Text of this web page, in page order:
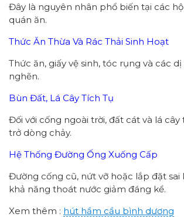
Đây là nguyên nhân phổ biến tại các
quán ăn.
Thức Ăn Thừa Và Rác Thải Sinh Hoạt
Thức ăn, giấy vệ sinh, tóc rụng và các
nghẽn.
Bùn Đất, Lá Cây Tích Tụ
Đối với cống ngoài trời, đất cát và lá
trở dòng chảy.
Hệ Thống Đường Ống Xuống Cấp
Đường cống cũ, nứt vỡ hoặc lắp đặt sai
khả năng thoát nước giảm đáng kể.
Xem thêm : hút hầm cầu bình dương